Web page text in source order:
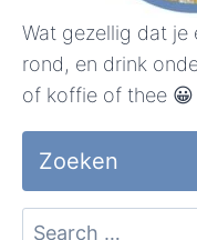
Wat gezellig dat je
rond, en drink
of koffie of thee 😀
Zoeken
Search